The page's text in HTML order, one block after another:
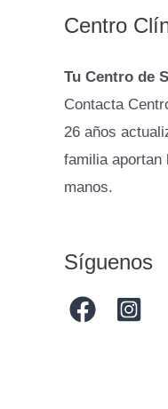
Centro
Tu Centro de
Contacta
26 años
familia aportan
manos.
Síguenos